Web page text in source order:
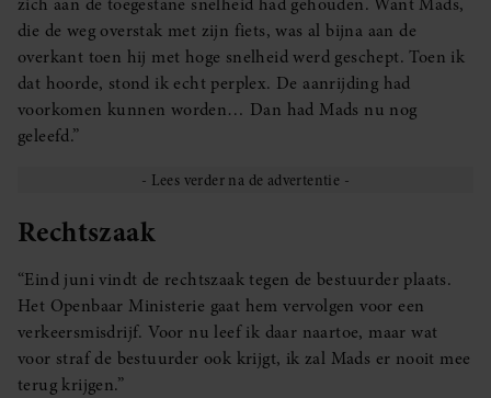
zich aan de toegestane snelheid had gehouden. Want Mads,
die de weg overstak met zijn fiets, was al bijna aan de
overkant toen hij met hoge snelheid werd geschept. Toen ik
dat hoorde, stond ik echt perplex. De aanrijding had
voorkomen kunnen worden… Dan had Mads nu nog
geleefd.”
Rechtszaak
“Eind juni vindt de rechtszaak tegen de bestuurder plaats.
Het Openbaar Ministerie gaat hem vervolgen voor een
verkeersmisdrijf. Voor nu leef ik daar naartoe, maar wat
voor straf de bestuurder ook krijgt, ik zal Mads er nooit mee
terug krijgen.”